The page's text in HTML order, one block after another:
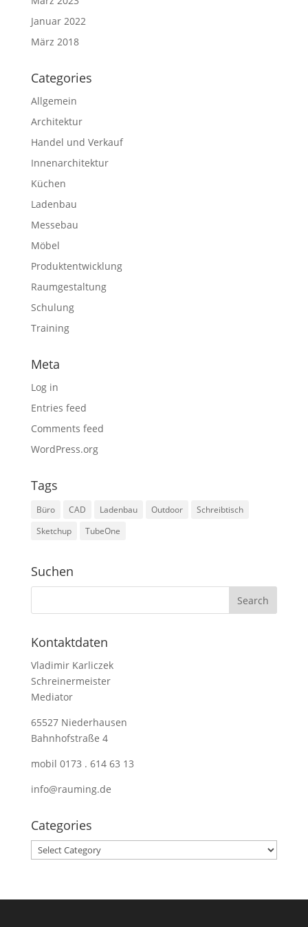
Januar 2022
März 2018
Categories
Allgemein
Architektur
Handel und Verkauf
Innenarchitektur
Küchen
Ladenbau
Messebau
Möbel
Produktentwicklung
Raumgestaltung
Schulung
Training
Meta
Log in
Entries feed
Comments feed
WordPress.org
Tags
Büro CAD Ladenbau Outdoor
Schreibtisch
Sketchup
TubeOne
Suchen
Kontaktdaten
Vladimir Karliczek
Schreinermeister
Mediator
65527 Niederhausen
Bahnhofstraße 4
mobil 0173 . 614 63 13
info@rauming.de
Categories
Categories